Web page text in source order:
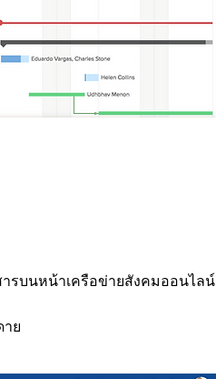
รบนหน้าเครือข่ายสังคมออนไลน์
ย